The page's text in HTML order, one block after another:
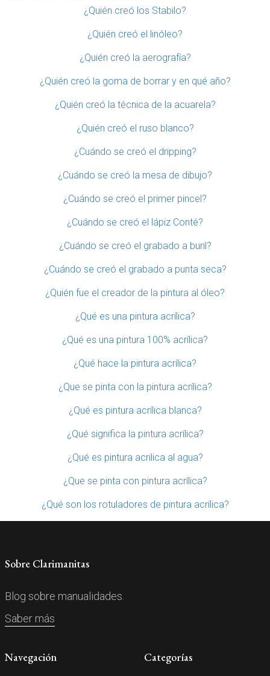
¿Quién creó los Stabilo?
¿Quién creó el linóleo?
¿Quién creó la aerografía?
¿Quién creó la goma de borrar y en qué año?
¿Quién creó la técnica de la acuarela?
¿Quién creó el ruso blanco?
¿Cuándo se creó el dripping?
¿Cuándo se creó la mesa de dibujo?
¿Cuándo se creó el primer pincel?
¿Cuándo se creó el lápiz Conté?
¿Cuándo se creó el grabado a buril?
¿Cuándo se creó el grabado a punta seca?
¿Quién fue el creador de la pintura al óleo?
¿Qué es una pintura acrílica?
¿Qué es una pintura 100% acrílica?
¿Qué hace la pintura acrílica?
¿Que se pinta con la pintura acrílica?
¿Qué es pintura acrílica blanca?
¿Qué significa la pintura acrílica?
¿Qué es pintura acrilica al agua?
¿Que se pinta con pintura acrílica?
¿Qué son los rotuladores de pintura acrílica?
Sobre Clarimanitas
Blog sobre manualidades.
Saber más
Navegación Categorías